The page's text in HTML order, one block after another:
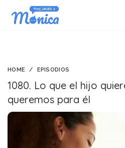
HOME EPISODIOS
1080. Lo que el hijo
queremos para él